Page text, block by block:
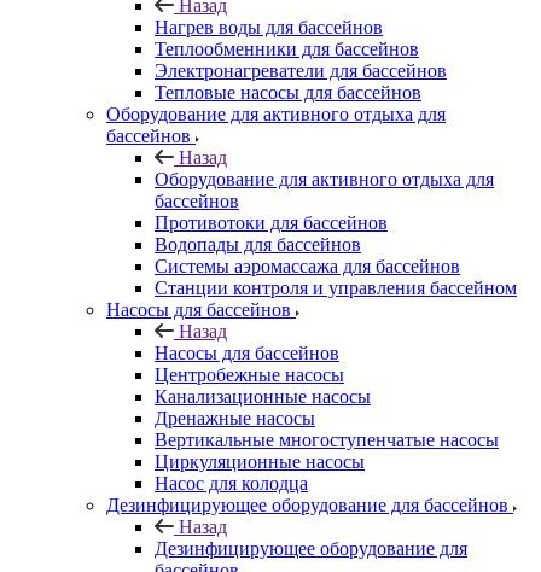
Назад
Нагрев воды для бассейнов
Теплообменники для бассейнов
Электронагреватели для бассейнов
Тепловые насосы для бассейнов
Оборудование для активного отдыха для
бассейнов
Назад
Оборудование для активного отдыха для
бассейнов
Противотоки для бассейнов
Водопады для бассейнов
Системы аэромассажа для бассейнов
Станции контроля и управления бассейном
Насосы для бассейнов
Назад
Насосы для бассейнов
Центробежные насосы
Канализационные насосы
Дренажные насосы
Вертикальные многоступенчатые насосы
Циркуляционные насосы
Насос для колодца
Дезинфицирующее оборудование для бассейнов
Назад
Дезинфицирующее оборудование для